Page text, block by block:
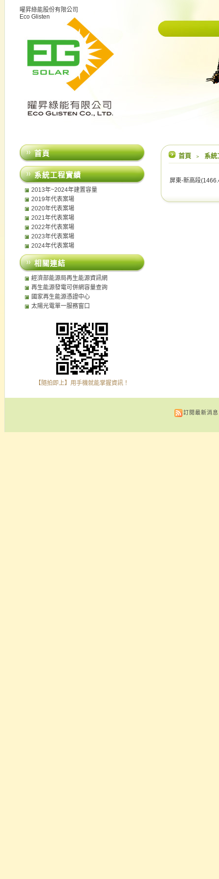
曜昇綠能股份有限公司
Eco Glisten
首頁 ﹥ 系
屏東-新高段
首頁
系統工程實績
2013年~2024年建置容量
2019年代表案場
2020年代表案場
2021年代表案場
2022年代表案場
2023年代表案場
2024年代表案場
相關連結
經濟部能源局再生能源資訊網
再生能源發電可併網容量查詢
國家再生能源憑證中心
太陽光電單一服務窗口
【隨拍即上】用手機就能掌握資訊！
訂閱最新消息